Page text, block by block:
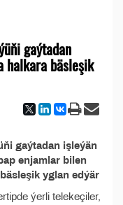
gaýtadan
halkara bäsleşik
gaýtadan işleýän
enjamlar bilen
yglan edýär
ýerli telekeçiler,